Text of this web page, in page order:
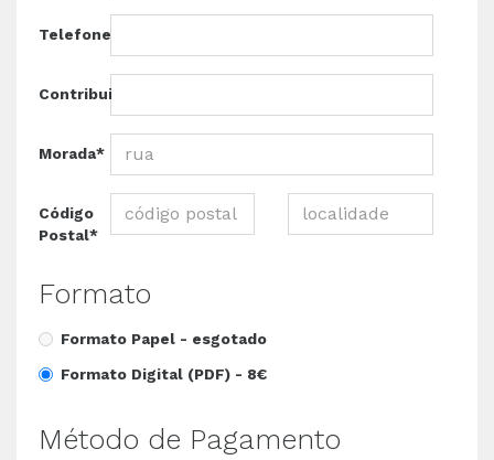
Telefone*
Contribuinte*
Morada*
Código
Postal*
Formato
Formato Papel - esgotado
Formato Digital (PDF) - 8€
Método de Pagamento